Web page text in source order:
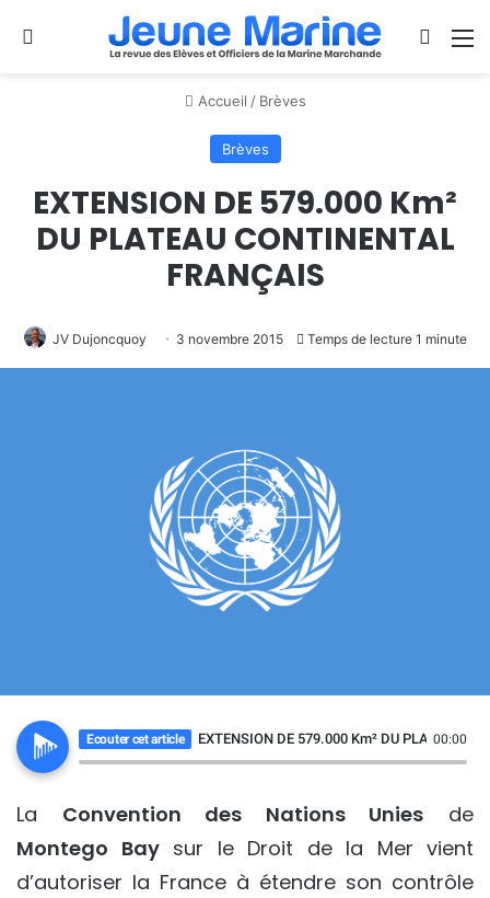
Se connecter
Accueil / Brèves
Brèves
EXTENSION DE 579.000 Km²
DU PLATEAU CONTINENTAL
FRANÇAIS
JV Dujoncquoy 3 novembre 2015 Temps de lecture 1 minute
Ecouter cet article EXTENSION DE 579.000 Km² DU PLATEAU
00:00
La Convention des Nations Unies de
Montego Baysur le Droit de la Mer vient
d’autoriser la France à étendre son contrôle